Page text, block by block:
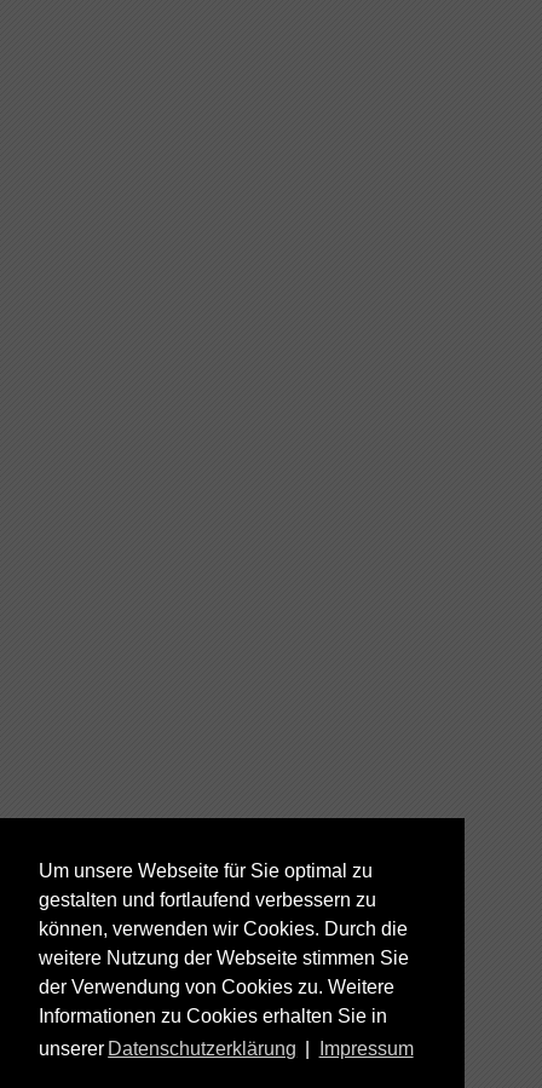
Um unsere Webseite für Sie optimal zu
gestalten und fortlaufend verbessern zu
können, verwenden wir Cookies. Durch die
weitere Nutzung der Webseite stimmen Sie
der Verwendung von Cookies zu. Weitere
Informationen zu Cookies erhalten Sie in
unserer Datenschutzerklärung Impressum